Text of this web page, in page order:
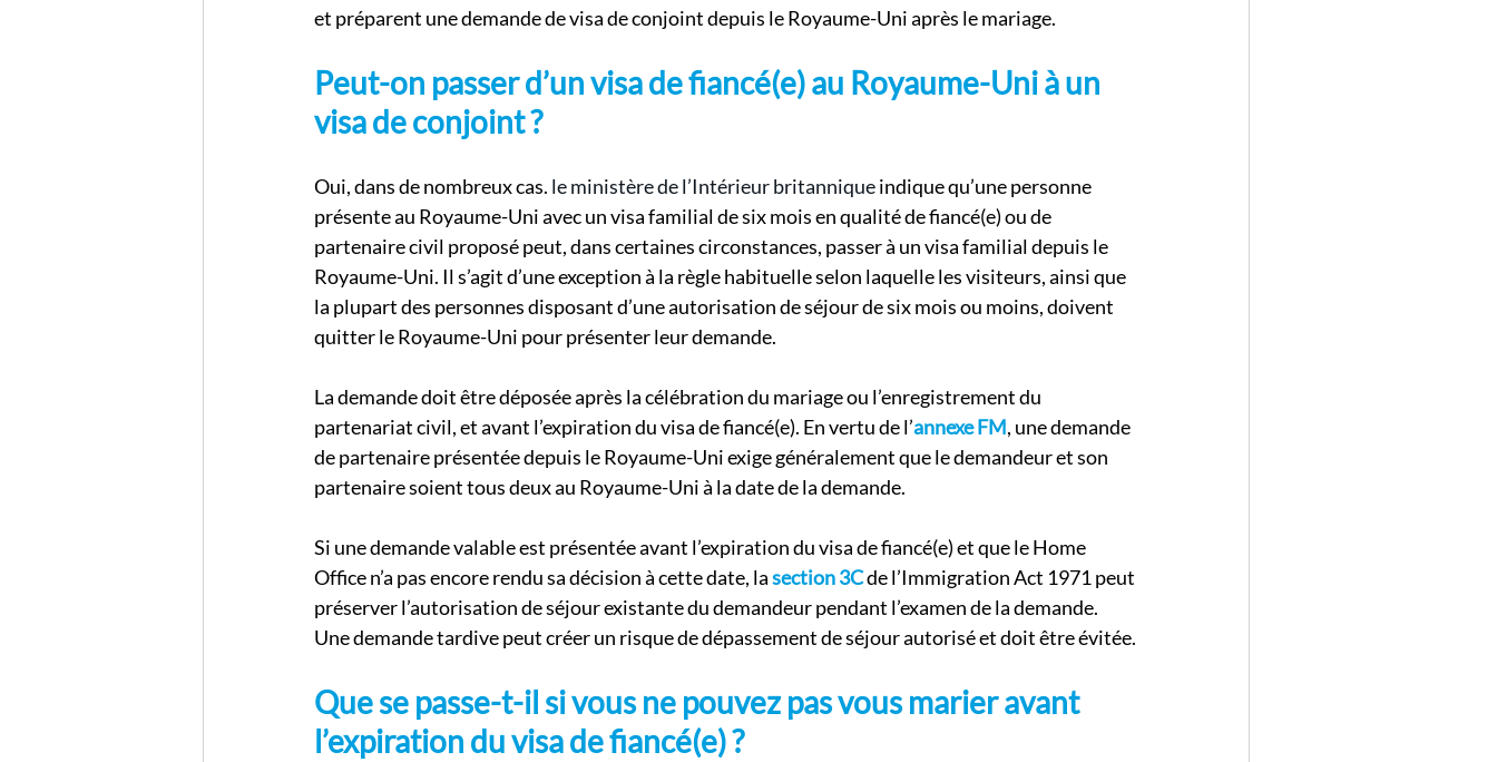
et préparent une demande de visa de conjoint depuis le Royaume-Uni après le mariage.
Peut-on passer d’un visa de fiancé(e) au Royaume-Uni à un
visa de conjoint ?
Oui, dans de nombreux cas. le ministère de l’Intérieur britannique indique qu’une personne
présente au Royaume-Uni avec un visa familial de six mois en qualité de fiancé(e) ou de
partenaire civil proposé peut, dans certaines circonstances, passer à un visa familial depuis le
Royaume-Uni. Il s’agit d’une exception à la règle habituelle selon laquelle les visiteurs, ainsi que
la plupart des personnes disposant d’une autorisation de séjour de six mois ou moins, doivent
quitter le Royaume-Uni pour présenter leur demande.
La demande doit être déposée après la célébration du mariage ou l’enregistrement du
partenariat civil, et avant l’expiration du visa de fiancé(e). En vertu de l’annexe FM, une demande
de partenaire présentée depuis le Royaume-Uni exige généralement que le demandeur et son
partenaire soient tous deux au Royaume-Uni à la date de la demande.
Si une demande valable est présentée avant l’expiration du visa de fiancé(e) et que le Home
Office n’a pas encore rendu sa décision à cette date, la section 3C de l’Immigration Act 1971 peut
préserver l’autorisation de séjour existante du demandeur pendant l’examen de la demande.
Une demande tardive peut créer un risque de dépassement de séjour autorisé et doit être évitée.
Que se passe-t-il si vous ne pouvez pas vous marier avant
l’expiration du visa de fiancé(e) ?